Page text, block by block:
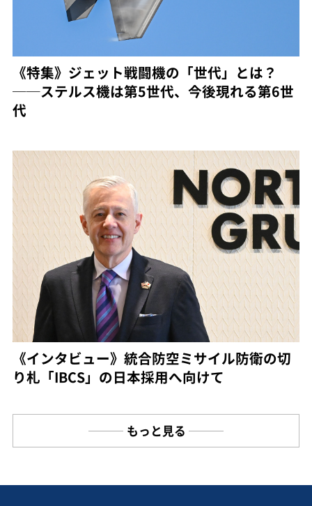
《特集》ジェット戦闘機の「世代」とは？
──ステルス機は第5世代、今後現れる第6世
代
《インタビュー》統合防空ミサイル防衛の切
り札「IBCS」の日本採用へ向けて
もっと見る